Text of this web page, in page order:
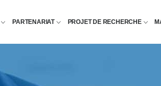
PARTENARIAT PROJET DE RECHERCHE